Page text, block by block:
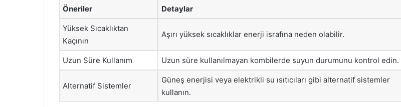
Öneriler Detaylar
Yüksek Sıcaklıktan
Kaçının
Aşırı yüksek sıcaklıklar enerji israfına neden olabilir.
Uzun Süre Kullanım Uzun süre kullanılmayan kombilerde suyun durumunu kontrol edin.
Alternatif Sistemler
Güneş enerjisi veya elektrikli su ısıtıcıları gibi alternatif sistemler
kullanın.